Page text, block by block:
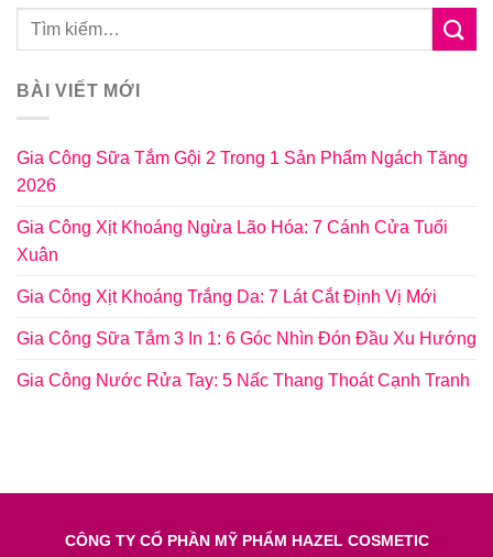
BÀI VIẾT MỚI
Gia Công Sữa Tắm Gội 2 Trong 1 Sản Phẩm Ngách Tăng
2026
Gia Công Xịt Khoáng Ngừa Lão Hóa: 7 Cánh Cửa Tuổi
Xuân
Gia Công Xịt Khoáng Trắng Da: 7 Lát Cắt Định Vị Mới
Gia Công Sữa Tắm 3 In 1: 6 Góc Nhìn Đón Đầu Xu Hướng
Gia Công Nước Rửa Tay: 5 Nấc Thang Thoát Cạnh Tranh
CÔNG TY CỔ PHẦN MỸ PHẨM HAZEL COSMETIC